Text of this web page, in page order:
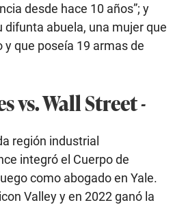
desde hace 10 años”; y
difunta abuela, una mujer que
y que poseía 19 armas de
vs. Wall Street -
región industrial
integró el Cuerpo de
como abogado en Yale.
Valley y en 2022 ganó la